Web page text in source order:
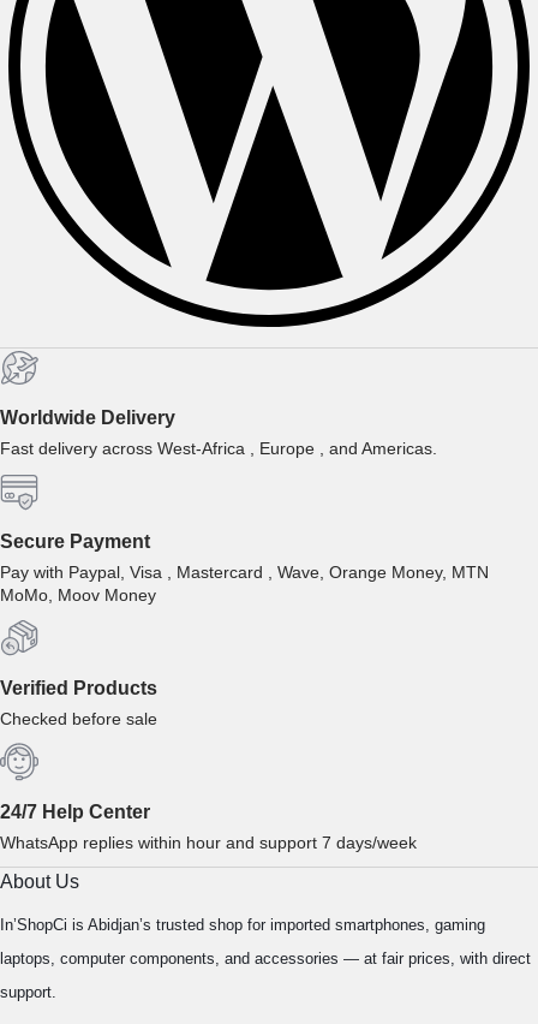
Worldwide Delivery
Fast delivery across West-Africa , Europe , and Americas.
Secure Payment
Pay with Paypal, Visa , Mastercard , Wave, Orange Money, MTN
MoMo, Moov Money
Verified Products
Checked before sale
24/7 Help Center
WhatsApp replies within hour and support 7 days/week
About Us
In’ShopCi is Abidjan’s trusted shop for imported smartphones, gaming
laptops, computer components, and accessories — at fair prices, with direct
support.